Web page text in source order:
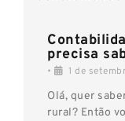
precisa
• 1 de
Olá, quer
rural? Então